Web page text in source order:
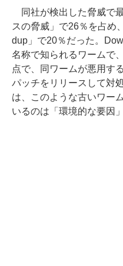
同社が検出した脅威で
スの脅威」で26％を占め
dup」で20％だった。
名称で知られるワームで
点で、同ワームが悪用す
パッチをリリースして対
は、このような古いワー
いるのは「環境的な要因